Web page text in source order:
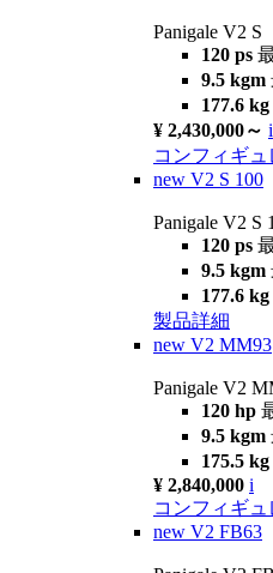
Panigale V2 S
120 ps
9.5 kgm
177.6 kg
¥ 2,430,000～ i
コンフィギ
new V2 S 100
Panigale V2 S
120 ps
9.5 kgm
177.6 kg
製品詳細
new V2 MM93
Panigale V2
120 hp
9.5 kgm
175.5 kg
¥ 2,840,000 i
コンフィギ
new V2 FB63